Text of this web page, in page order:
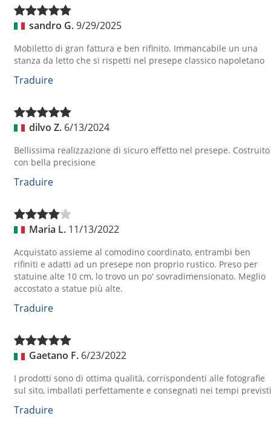
sandro G.9/29/2025
Mobiletto di gran fattura e ben rifinito. Immancabile un una
stanza da letto che si rispetti nel presepe classico napoletano
Traduire
dilvo Z. 6/13/2024
Bellissima realizzazione di sicuro effetto nel presepe. Costruito
con bella precisione
Traduire
Maria L. 11/13/2022
Acquistato assieme al comodino coordinato, entrambi ben
rifiniti e adatti ad un presepe non proprio rustico. Preso per
statuine alte 10 cm, lo trovo un po' sovradimensionato. Meglio
accostato a statue più alte.
Traduire
Gaetano F. 6/23/2022
I prodotti sono di ottima qualità, corrispondenti alle fotografie
sul sito, imballati perfettamente e consegnati nei tempi
Traduire